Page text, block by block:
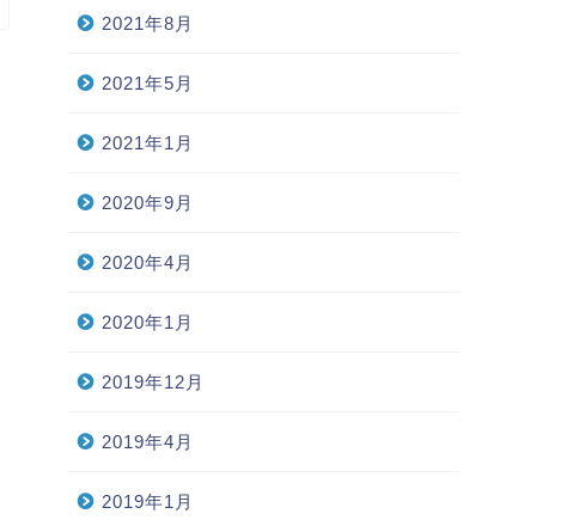
2021年8月
2021年5月
2021年1月
2020年9月
2020年4月
2020年1月
2019年12月
2019年4月
2019年1月